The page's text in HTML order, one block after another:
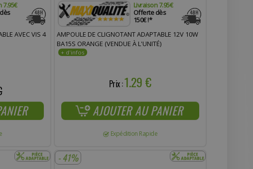
7.95€
AVEC VIS 4
Livraison 7.95€
Offerte dès
150€ !*
AMPOULE DE CLIGNOTANT ADAPTABLE 12V 10W
BA15S ORANGE (VENDUE À L'UNITÉ)
Prix :1.29 €
AJOUTER AU PANIER
Expédition Rapide
- 41%